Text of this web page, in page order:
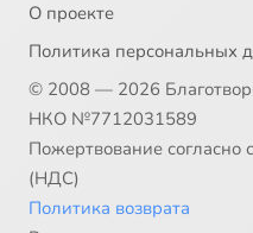
О проекте
Политика персональных
© 2008 — 2026
НКО №7712031589
Пожертвование согласно
(НДС)
Политика возврата